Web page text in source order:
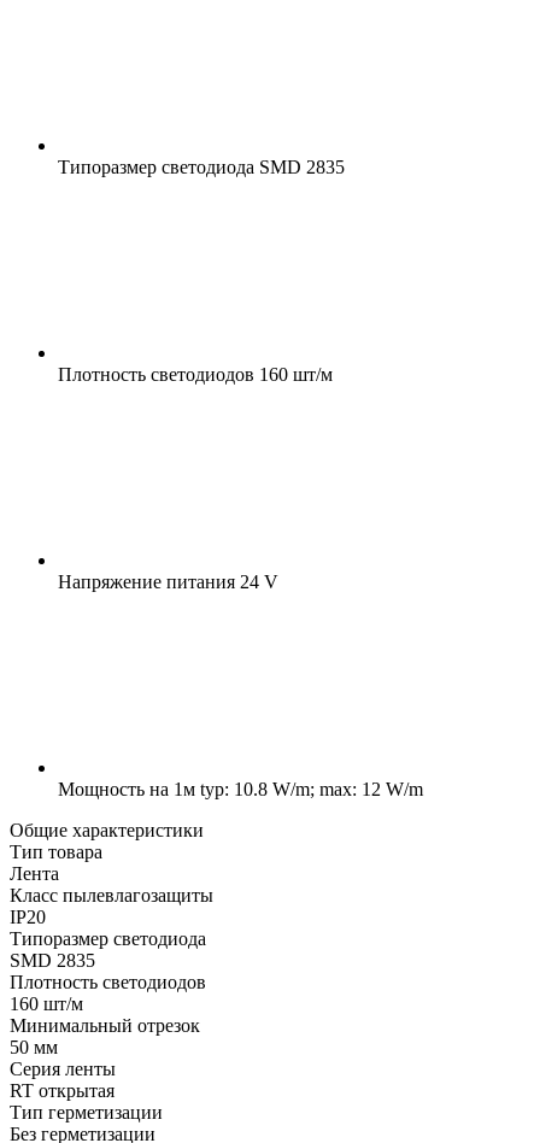
Типоразмер светодиода SMD 2835
Плотность светодиодов 160 шт/м
Напряжение питания 24 V
Мощность на 1м typ: 10.8 W/m; max: 12 W/m
Общие характеристики
Тип товара
Лента
Класс пылевлагозащиты
IP20
Типоразмер светодиода
SMD 2835
Плотность светодиодов
160 шт/м
Минимальный отрезок
50 мм
Серия ленты
RT открытая
Тип герметизации
Без герметизации